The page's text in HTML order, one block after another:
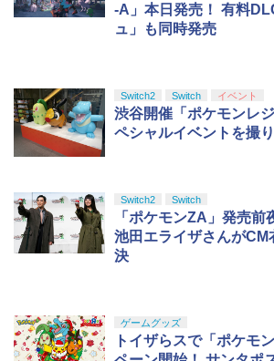
-A」本日発売！ 有料
ュ」も同時発売
Switch2 Switch イベント
渋谷開催「ポケモンレ
ペシャルイベントを撮
Switch2 Switch
「ポケモンZA」発売前
池田エライザさんがCM
決
ゲームグッズ
トイザらスで「ポケモ